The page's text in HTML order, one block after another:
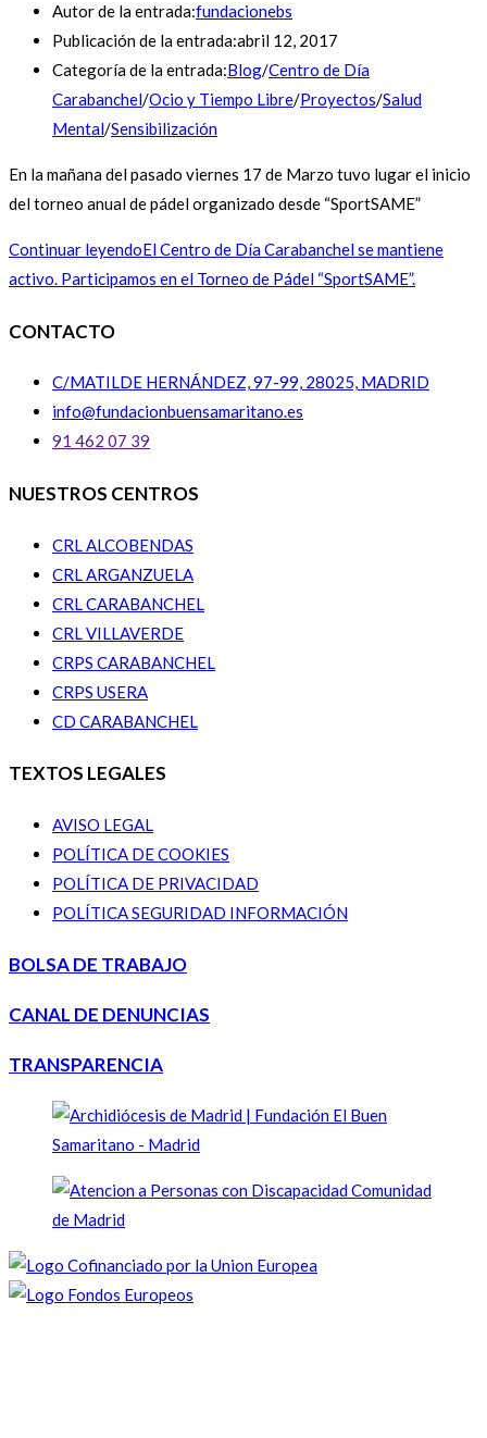
Autor de la entrada:fundacionebs
Publicación de la entrada:abril 12, 2017
Categoría de la entrada:Blog/Centro de Día
Carabanchel/Ocio y Tiempo Libre/Proyectos/Salud
Mental/Sensibilización
En la mañana del pasado viernes 17 de Marzo tuvo lugar el inicio
del torneo anual de pádel organizado desde “SportSAME”
Continuar leyendoEl Centro de Día Carabanchel se mantiene
activo. Participamos en el Torneo de Pádel “SportSAME”.
CONTACTO
C/MATILDE HERNÁNDEZ, 97-99, 28025, MADRID
info@fundacionbuensamaritano.es
91 462 07 39
NUESTROS CENTROS
CRL ALCOBENDAS
CRL ARGANZUELA
CRL CARABANCHEL
CRL VILLAVERDE
CRPS CARABANCHEL
CRPS USERA
CD CARABANCHEL
TEXTOS LEGALES
AVISO LEGAL
POLÍTICA DE COOKIES
POLÍTICA DE PRIVACIDAD
POLÍTICA SEGURIDAD INFORMACIÓN
BOLSA DE TRABAJO
CANAL DE DENUNCIAS
TRANSPARENCIA